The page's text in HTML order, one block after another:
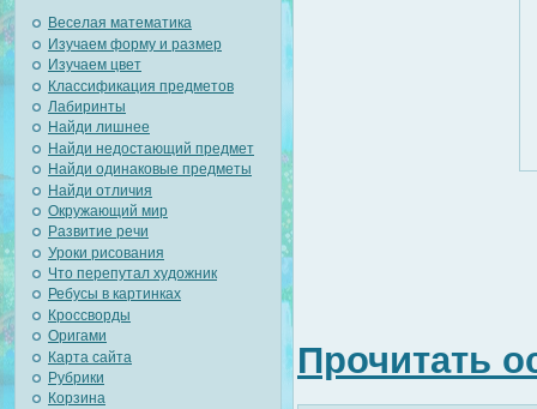
Веселая математика
Изучаем форму и размер
Изучаем цвет
Классификация предметов
Лабиринты
Найди лишнее
Найди недостающий предмет
Найди одинаковые предметы
Найди отличия
Окружающий мир
Развитие речи
Уроки рисования
Что перепутал художник
Ребусы в картинках
Кроссворды
Оригами
Карта сайта
Рубрики
Корзина
Прочитать